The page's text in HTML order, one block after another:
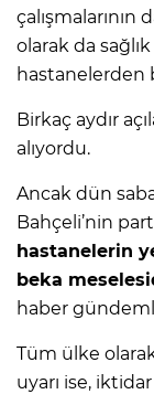
çalışmalarının
olarak da
hastanelerden
Birkaç aydır
alıyordu.
Ancak dün
Bahçeli’nin
hastanelerin
beka
haber
Tüm ülke
uyarı ise,